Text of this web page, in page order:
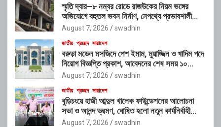
স্মৃতি দ্বার–৮ নম্বর রোডে রাজউকের নিয়ম ভঙ্গের
অভিযোগে বহুতল ভবন নির্মাণ, নেপথ্যে প্রভাবশালী
চক্রের যোগসাজশের প্রশ্ন
August 7, 2026 swadhin
জাতীয় প্রচ্ছদ সারাদেশ
বরুড়া মডেল মসজিদে পেশ ইমাম, মুয়াজ্জিন ও খাদিম পদে
নিয়োগ বিজ্ঞপ্তি প্রকাশ, আবেদনের শেষ সময় ১০
আগস্ট
August 7, 2026 swadhin
জাতীয় প্রচ্ছদ সারাদেশ
বুড়িচংয়ে হাজী আব্দুল খালেক ফাউন্ডেশনের আলোচনা
সভা ও আনন্দ ভ্রমণ, ঘোষিত হলো নতুন কার্যনির্বাহী
কমিটি
August 7, 2026 swadhin